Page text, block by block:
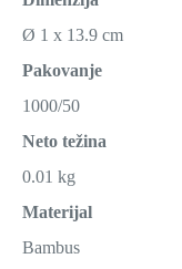
Ø 1 x 13.9 cm
Pakovanje
1000/50
Neto težina
0.01 kg
Materijal
Bambus